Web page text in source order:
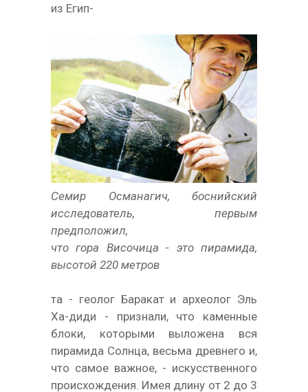
из Егип-
Семир Османагич, боснийский
исследователь, первым
предположил,
что гора Височица - это пирамида,
высотой 220 метров
та - геолог Баракат и археолог Эль
Ха-диди - признали, что каменные
блоки, которыми выложена вся
пирамида Солнца, весьма древнего и,
что самое важное, - искусственного
происхождения. Имея длину от 2 до 3